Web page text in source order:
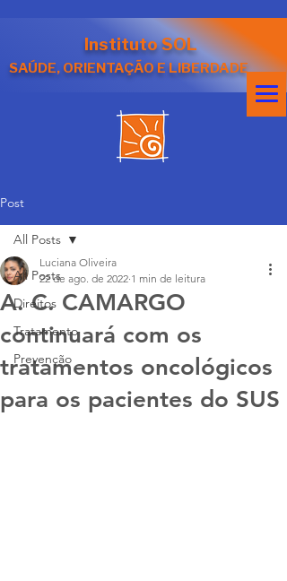
Instituto SOL
SAÚDE, ORIENTAÇÃO E LIBERDADE
Post
All Posts
Direitos
Tratamento
Prevenção
All Posts
A. C. CAMARGO
continuará com os
tratamentos oncológicos
para os pacientes do SUS
Luciana Oliveira
22 de ago. de 2022 1 min de leitura